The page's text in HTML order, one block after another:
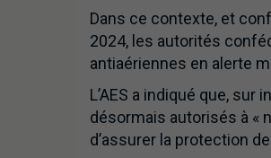
Dans ce contexte, et
2024, les autorités
antiaériennes en alerte
L’AES a indiqué que,
désormais autorisés à «
d’assurer la protection